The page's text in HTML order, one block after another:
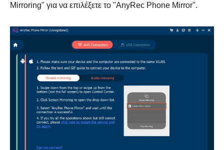
Mirroring" για να επιλέξετε το "AnyRec Phone Mirror".